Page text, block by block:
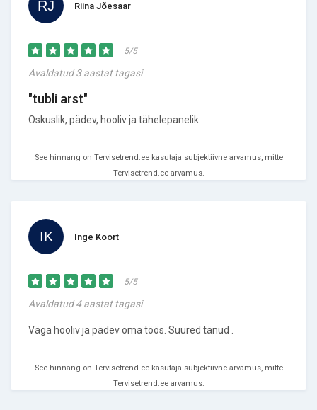
Riina Jõesaar
5/5
Avaldatud 3 aastat tagasi
"tubli arst"
Oskuslik, pädev, hooliv ja tähelepanelik
See hinnang on Tervisetrend.ee kasutaja subjektiivne arvamus, mitte
Tervisetrend.ee arvamus.
Inge Koort
5/5
Avaldatud 4 aastat tagasi
Väga hooliv ja pädev oma töös. Suured tänud .
See hinnang on Tervisetrend.ee kasutaja subjektiivne arvamus, mitte
Tervisetrend.ee arvamus.